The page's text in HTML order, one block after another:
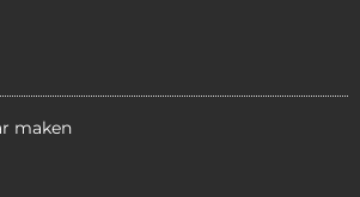
maken